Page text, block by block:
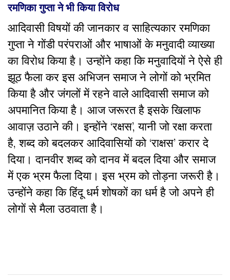
रमणिका गुप्ता ने भी किया विरोध
आदिवासी विषयों की जानकार व साहित्यकार रमणिका
गुप्ता ने गोंडी परंपराओं और भाषाओं के मनुवादी व्याख्या
का विरोध किया है। उन्होंने कहा कि मनुवादियों ने ऐसे ही
झूठ फैला कर इस अभिजन समाज ने लोगों को भ्रमित
किया है और जंगलों में रहने वाले आदिवासी समाज को
अपमानित किया है। आज जरूरत है इसके खिलाफ
आवाज़ उठाने की। इन्होंने ‘रक्षस’, यानी जो रक्षा करता
है, शब्द को बदलकर आदिवासियों को ‘राक्षस’ करार दे
दिया। दानवीर शब्द को दानव में बदल दिया और समाज
में एक भ्रम फैला दिया। इस भ्रम को तोड़ना जरूरी है।
उन्होंने कहा कि हिंदू धर्म शोषकों का धर्म है जो अपने ही
लोगों से मैला उठवाता है।